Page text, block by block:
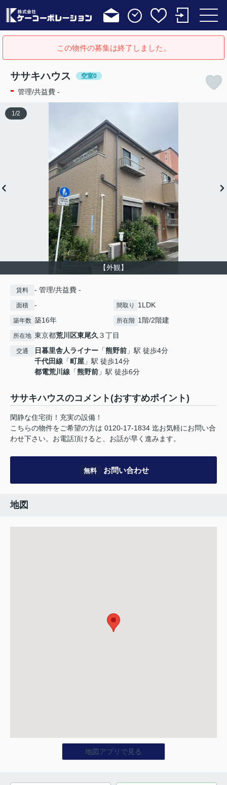
この物件の募集は終了しました。
ササキハウス 空室0
- 管理/共益費 -
【外観】
1 /2
賃料 - 管理/共益費 -
面積 - 間取り 1LDK
築年数 築16年 所在階 1階/2階建
所在地 東京都荒川区東尾久 ３丁目
交通 日暮里舎人ライナー 「熊野前 」駅 徒歩4分
千代田線 「町屋 」駅 徒歩14分
都電荒川線 「熊野前 」駅 徒歩6分
ササキハウスのコメント(おすすめポイント)
閑静な住宅街！充実の設備！
こちらの物件をご希望の方は 0120-17-1834 迄お気軽にお問い合
わせ下さい。お電話頂けると、お話が早く進みます。
無料 お問い合わせ
地図
地図アプリで見る